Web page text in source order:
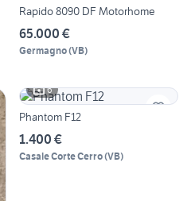
Rapido 8090 DF Motorhome
65.000 €
Germagno(VB)
6
Phantom F12
1.400 €
Casale Corte Cerro(VB)